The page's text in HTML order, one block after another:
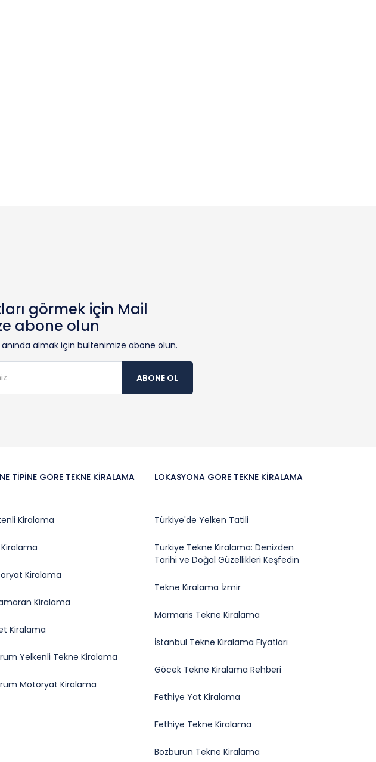
görmek için Mail
abone olun
almak için bültenimize abone olun.
ABONE OL
TIPINE GÖRE TEKNE KIRALAMA
Kiralama
Kiralama
Kiralama
Kiralama
Yelkenli Tekne Kiralama
Motoryat Kiralama
LOKASYONA GÖRE TEKNE KIRALAMA
Türkiye'de Yelken Tatili
Türkiye Tekne Kiralama: Denizden
Tarihi ve Doğal Güzellikleri Keşfedin
Tekne Kiralama İzmir
Marmaris Tekne Kiralama
İstanbul Tekne Kiralama Fiyatları
Göcek Tekne Kiralama Rehberi
Fethiye Yat Kiralama
Fethiye Tekne Kiralama
Bozburun Tekne Kiralama